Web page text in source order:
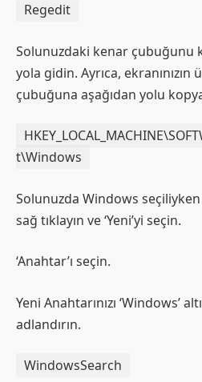
Regedit
Solunuzdaki kenar çubuğunu
yola gidin. Ayrıca, ekranınızın
çubuğuna aşağıdan yolu
t\Windows
Solunuzda Windows seçiliyken
sağ tıklayın ve ‘Yeni’yi seçin.
‘Anahtar’ı seçin.
Yeni Anahtarınızı ‘Windows’
adlandırın.
WindowsSearch